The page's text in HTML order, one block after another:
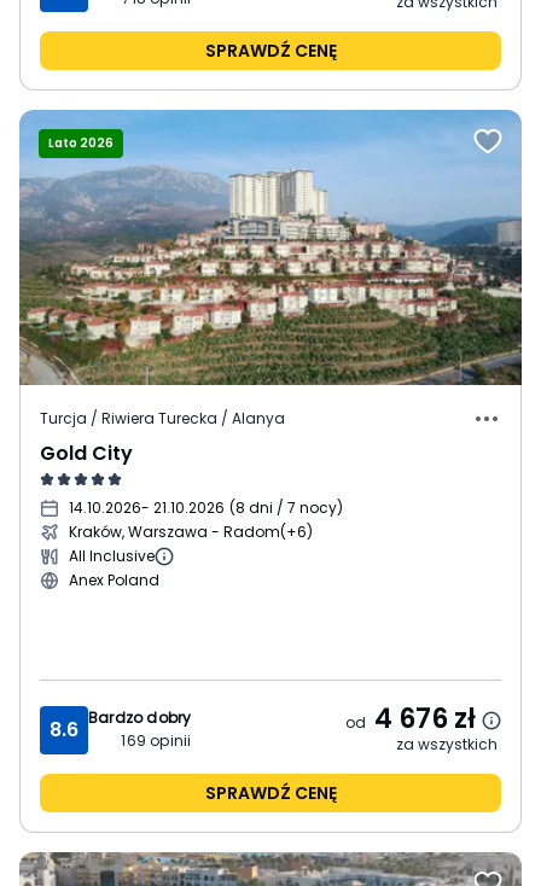
SPRAWDŹ CENĘ
Lato 2026
Turcja / Riwiera Turecka / Alanya
Gold City
14.10.2026- 21.10.2026 (8 dni / 7 nocy)
Kraków, Warszawa - Radom(+6)
All Inclusive
Anex Poland
8.6 Bardzo dobry
169 opinii
od 4 676zł
za wszystkich
SPRAWDŹ CENĘ